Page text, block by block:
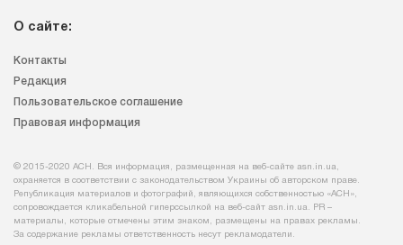
О сайте:
Контакты
Редакция
Пользовательское соглашение
Правовая информация
© 2015-2020 АСН. Вся информация, размещенная на веб-сайте asn.in.ua,
охраняется в соответствии с законодательством Украины об авторском праве.
Републикация материалов и фотографий, являющихся собственностью «АСН»,
сопровождается кликабельной гиперссылкой на веб-сайт asn.іn.ua. PR –
материалы, которые отмечены этим знаком, размещены на правах рекламы.
За содержание рекламы ответственность несут рекламодатели.